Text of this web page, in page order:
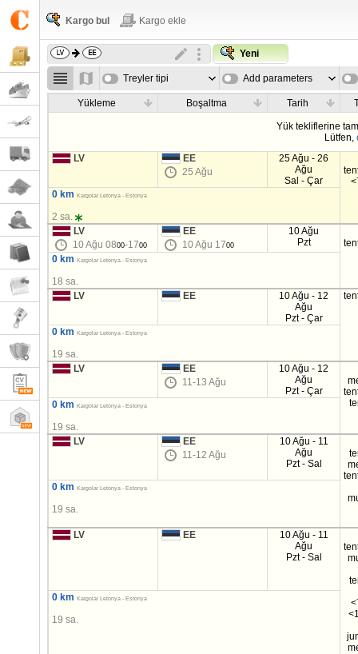
Kargo bul Kargo ekle
Yeni
Treyler tipi Add parameters
Yükleme Boşaltma Tarih
Yük tekliflerine
Lütfen,
LV
EE
25 Ağu
25 Ağu - 26
Ağu
Sal - Çar
0 km
Kargolar Letonya - Estonya
2 sa.
LV
10 Ağu 0800-1700
EE
10 Ağu 1700
10 Ağu
Pzt
0 km
Kargolar Letonya - Estonya
18 sa.
LV
EE
10 Ağu - 12
Ağu
Pzt - Çar
0 km Kargolar Letonya - Estonya
19 sa.
LV
EE
11-13 Ağu
10 Ağu - 12
Ağu
Pzt - Çar
0 km Kargolar Letonya - Estonya
19 sa.
LV
EE
11-12 Ağu
10 Ağu - 11
Ağu
Pzt - Sal
0 km Kargolar Letonya - Estonya
19 sa.
LV EE
10 Ağu - 11
Ağu
Pzt - Sal
0 km Kargolar Letonya - Estonya
19 sa.